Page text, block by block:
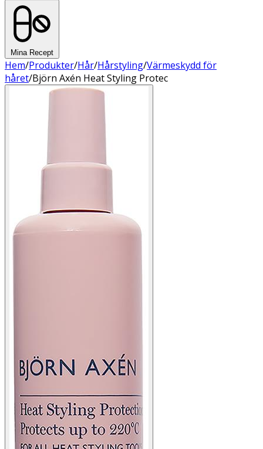
Mina Recept
Hem/Produkter/Hår/Hårstyling/Värmeskydd för
håret/Björn Axén Heat Styling Protec